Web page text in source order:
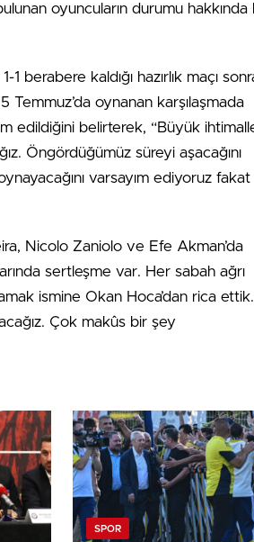
oyuncuların durumu hakkında
1 berabere kaldığı hazırlık maçı
Temmuz’da oynanan karşılaşmada
edildiğini belirterek, “Büyük
Öngördüğümüz süreyi aşacağını
varsayım ediyoruz fakat
Nicolo Zaniolo ve Efe Akman’da
sertleşme var. Her sabah ağrı
ismine Okan Hoca’dan rica ettik.
Çok makûs bir şey
SPOR